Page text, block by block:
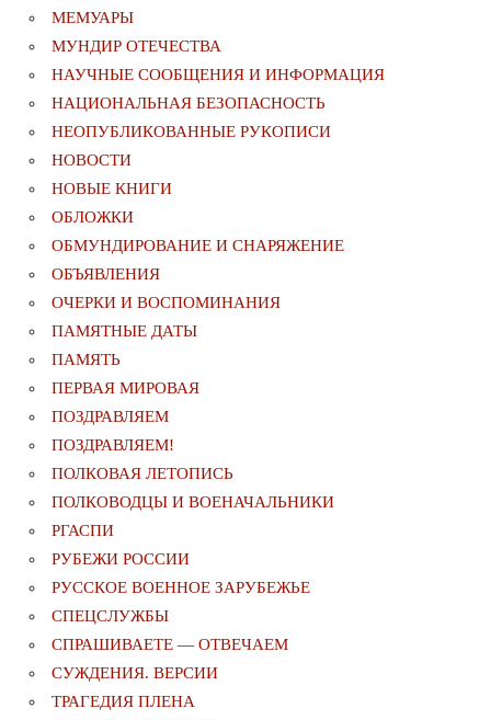
МЕМУАРЫ
МУНДИР ОТЕЧЕСТВА
НАУЧНЫЕ СООБЩЕНИЯ И ИНФОРМАЦИЯ
НАЦИОНАЛЬНАЯ БЕЗОПАСНОСТЬ
НЕОПУБЛИКОВАННЫЕ РУКОПИСИ
НОВОСТИ
НОВЫЕ КНИГИ
ОБЛОЖКИ
ОБМУНДИРОВАНИЕ И СНАРЯЖЕНИЕ
ОБЪЯВЛЕНИЯ
ОЧЕРКИ И ВОСПОМИНАНИЯ
ПАМЯТНЫЕ ДАТЫ
ПАМЯТЬ
ПЕРВАЯ МИРОВАЯ
ПОЗДРАВЛЯЕМ
ПОЗДРАВЛЯЕМ!
ПОЛКОВАЯ ЛЕТОПИСЬ
ПОЛКОВОДЦЫ И ВОЕНАЧАЛЬНИКИ
РГАСПИ
РУБЕЖИ РОССИИ
РУССКОЕ ВОЕННОЕ ЗАРУБЕЖЬЕ
СПЕЦСЛУЖБЫ
СПРАШИВАЕТЕ — ОТВЕЧАЕМ
СУЖДЕНИЯ. ВЕРСИИ
ТРАГЕДИЯ ПЛЕНА